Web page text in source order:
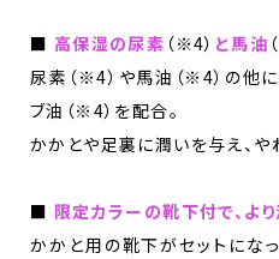
■ 高保湿の尿素 （※4） と馬油
尿素（※4）や馬油（※4）の他
ブ油（※4）を配合。
かかとや足裏に潤いを与え、や
■ 限定カラーの靴下付で、よ
かかと用の靴下がセットにな